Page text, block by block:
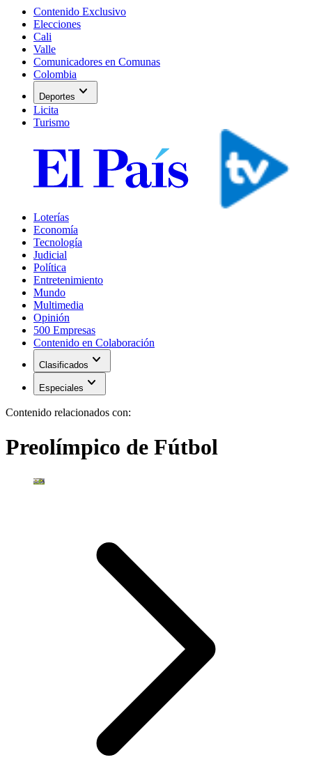
Contenido Exclusivo
Elecciones
Cali
Valle
Comunicadores en Comunas
Colombia
Deportes expand_more
Licita
Turismo
Loterías
Economía
Tecnología
Judicial
Política
Entretenimiento
Mundo
Multimedia
Opinión
500 Empresas
Contenido en Colaboración
Clasificados expand_more
Especiales expand_more
Contenido relacionados con:
Preolímpico de Fútbol